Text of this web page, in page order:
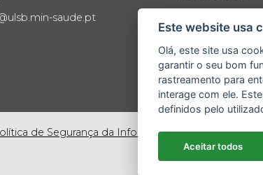
saude.pt
Latitude: 41º 34’ N
Longitude: 8º 24’
de Segurança da Informação
Este website usa
Olá, este site usa
garantir o seu bom
rastreamento para
interage com ele.
definidos pelo
Aceitar todos